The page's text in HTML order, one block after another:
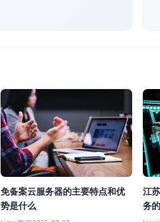
免备案云服务器的主要特点和优
势是什么
江
务